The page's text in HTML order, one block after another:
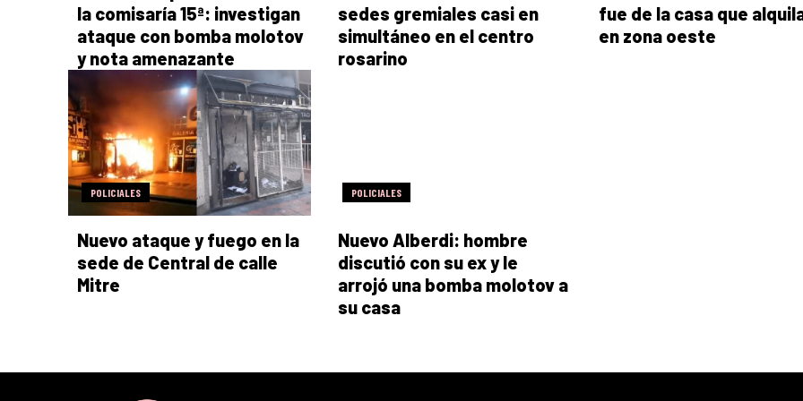
la comisaría 15ª: investigan
ataque con bomba molotov
y nota amenazante
sedes gremiales casi en
simultáneo en el centro
rosarino
fue de la casa que
en zona oeste
POLICIALES
Nuevo ataque y fuego en la
sede de Central de calle
Mitre
POLICIALES
Nuevo Alberdi: hombre
discutió con su ex y le
arrojó una bomba molotov a
su casa